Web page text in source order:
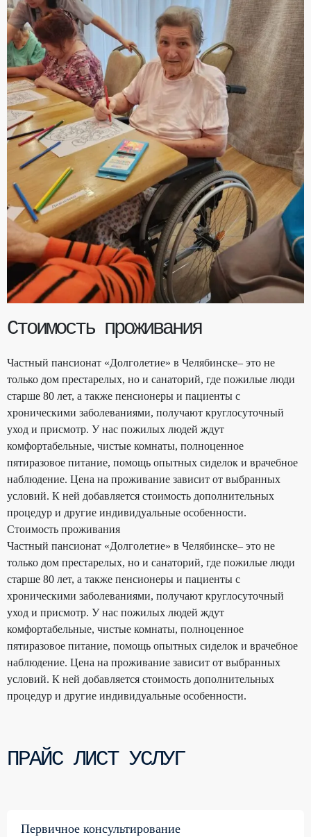
Стоимость проживания
Частный пансионат «Долголетие» в Челябинске– это не
только дом престарелых, но и санаторий, где пожилые люди
старше 80 лет, а также пенсионеры и пациенты с
хроническими заболеваниями, получают круглосуточный
уход и присмотр. У нас пожилых людей ждут
комфортабельные, чистые комнаты, полноценное
пятиразовое питание, помощь опытных сиделок и врачебное
наблюдение. Цена на проживание зависит от выбранных
условий. К ней добавляется стоимость дополнительных
процедур и другие индивидуальные особенности.
Стоимость проживания
Частный пансионат «Долголетие» в Челябинске– это не
только дом престарелых, но и санаторий, где пожилые люди
старше 80 лет, а также пенсионеры и пациенты с
хроническими заболеваниями, получают круглосуточный
уход и присмотр. У нас пожилых людей ждут
комфортабельные, чистые комнаты, полноценное
пятиразовое питание, помощь опытных сиделок и врачебное
наблюдение. Цена на проживание зависит от выбранных
условий. К ней добавляется стоимость дополнительных
процедур и другие индивидуальные особенности.
ПРАЙС ЛИСТ УСЛУГ
Первичное консультирование